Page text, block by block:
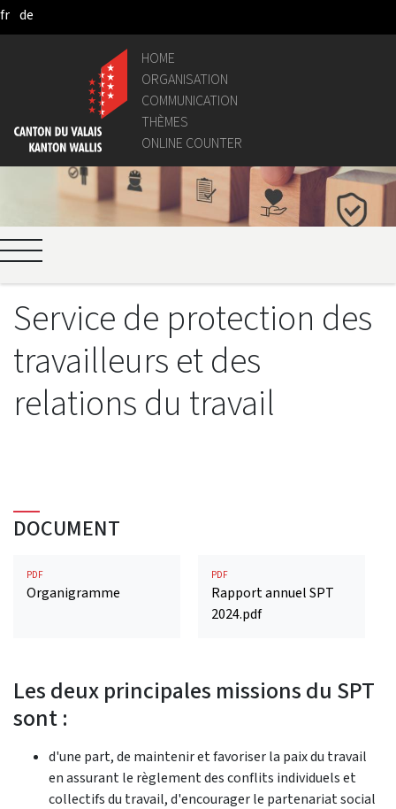
Saltar al contenido principal
fr de
HOME
ORGANISATION
COMMUNICATION
THÈMES
ONLINE COUNTER
Service de protection des
travailleurs et des
relations du travail
DOCUMENT
PDF
Organigramme
PDF
Rapport annuel SPT
2024.pdf
Les deux principales missions du SPT
sont :
d'une part, de maintenir et favoriser la paix du travail
en assurant le règlement des conflits individuels et
collectifs du travail, d'encourager le partenariat social